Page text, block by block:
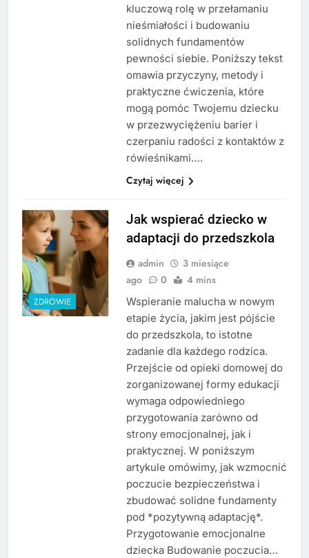
kluczową rolę w przełamaniu
nieśmiałości i budowaniu
solidnych fundamentów
pewności siebie. Poniższy tekst
omawia przyczyny, metody i
praktyczne ćwiczenia, które
mogą pomóc Twojemu dziecku
w przezwyciężeniu barier i
czerpaniu radości z kontaktów z
rówieśnikami….
Czytaj więcej
ZDROWIE
Jak wspierać dziecko w
adaptacji do przedszkola
admin
3 miesiące
ago
0 4 mins
Wspieranie malucha w nowym
etapie życia, jakim jest pójście
do przedszkola, to istotne
zadanie dla każdego rodzica.
Przejście od opieki domowej do
zorganizowanej formy edukacji
wymaga odpowiedniego
przygotowania zarówno od
strony emocjonalnej, jak i
praktycznej. W poniższym
artykule omówimy, jak wzmocnić
poczucie bezpieczeństwa i
zbudować solidne fundamenty
pod *pozytywną adaptację*.
Przygotowanie emocjonalne
dziecka Budowanie poczucia…